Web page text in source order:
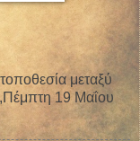
μεταξύ
19 Μαΐου